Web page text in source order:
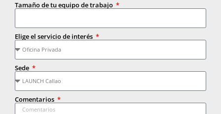
Tamaño de tu equipo de trabajo
Elige el servicio de interés
Sede
Comentarios